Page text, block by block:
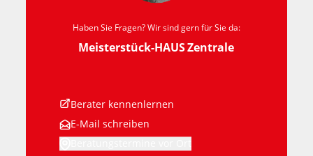
Haben Sie Fragen? Wir sind gern für Sie da:
Meisterstück-HAUSZentrale
Berater kennenlernen
E-Mail schreiben